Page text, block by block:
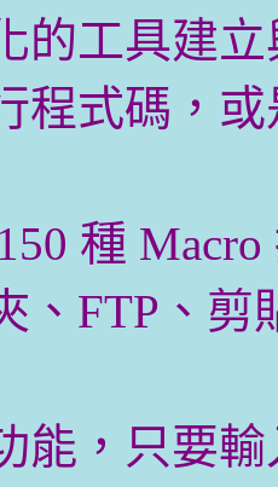
的工具建
程式碼，
種
、FTP、
能，只要